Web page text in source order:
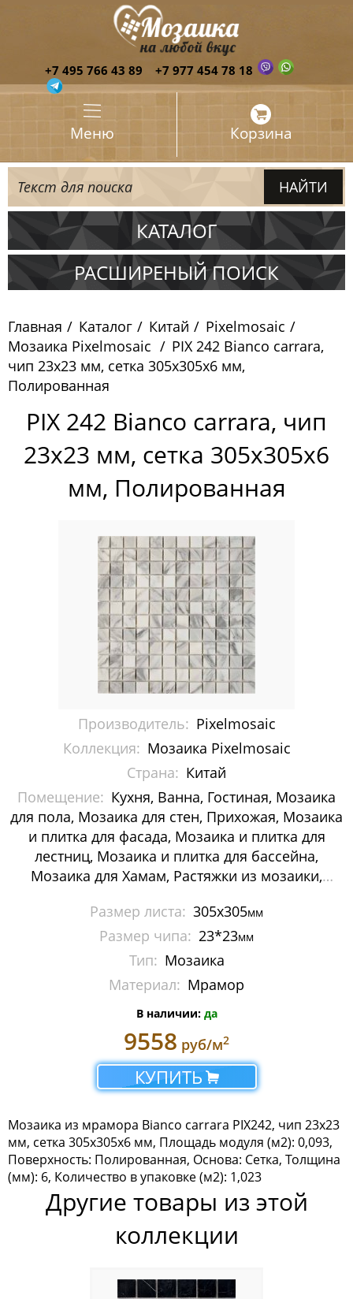
+7 495 766 43 89 +7 977 454 78 18
Меню Корзина
КАТАЛОГ
Испания
Китай
Pixelmosaic
Мозаика Pixelmosaic
Зеркала NS Bath
Керамогранит NSceramic
Мозаика ArtMoment
Мозаика Bars Crystal Mosaic
Мозаика Bonaparte
Мозаика Caramelle Mosaic
Мозаика Dao
Мозаика Decor-mosaic
Мозаика Imagine Mosaic
Мозаика Irida
Мозаика Keramograd
Мозаика Mir Mosaic
Мозаика NSmosaic
Мозаика Orro Mosaic
Мозаика Rose Mosaic
Мозаика Sekitei
Мозаика Starmosaic
Мозаика Tonomosaic
Мозаика Опера Декора
Россия
РАСШИРЕНЫЙ ПОИСК
Главная Каталог Китай
Pixelmosaic
Мозаика Pixelmosaic
PIX 242 Bianco carrara,
чип 23x23 мм, сетка 305х305x6 мм,
Полированная
PIX 242 Bianco carrara, чип
23x23 мм, сетка 305х305x6
мм, Полированная
Производитель: Pixelmosaic
Коллекция: Мозаика Pixelmosaic
Страна: Китай
Помещение: Кухня, Ванна, Гостиная, Мозаика
для пола, Мозаика для стен, Прихожая, Мозаика
и плитка для фасада, Мозаика и плитка для
лестниц, Мозаика и плитка для бассейна,
Мозаика для Хамам, Растяжки из мозаики,
Размер листа: 305х305мм
Размер чипа: 23*23мм
Тип: Мозаика
Материал: Мрамор
В наличии: да
9558 руб/м2
КУПИТЬ
Мозаика из мрамора Bianco carrara PIX242, чип 23x23
мм, сетка 305х305x6 мм, Площадь модуля (м2): 0,093,
Поверхность: Полированная, Основа: Сетка, Толщина
(мм): 6, Количество в упаковке (м2): 1,023
Другие товары из этой
коллекции